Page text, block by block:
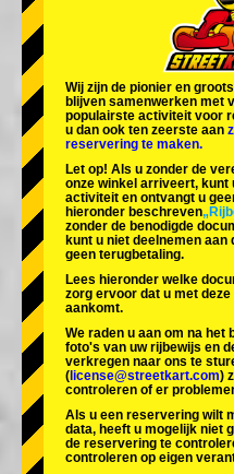
Tokio Shinagawa
Tokio Akihabara#2
Tokio Shibuya Annex
Tokio Asakusa
Okinawa
Wij zijn de pionier en
blijven samenwerken met
populairste activiteit voor
u dan ook ten zeerste aan
reservering te maken.
Let op! Als u zonder de
onze winkel arriveert, kunt
activiteit en ontvangt u
hieronder beschreven
zonder de benodigde
kunt u niet deelnemen
geen terugbetaling.
Lees hieronder welke
zorg ervoor dat u met
aankomt.
We raden u aan om na het
foto's van uw rijbewijs en
verkregen naar ons te
( license@streetkart.com)
controleren of er
Als u een reservering wilt
data, heeft u mogelijk niet
de reservering te
controleren op eigen